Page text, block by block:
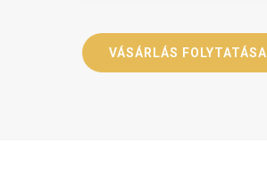
VÁSÁRLÁS FOLYTATÁSA